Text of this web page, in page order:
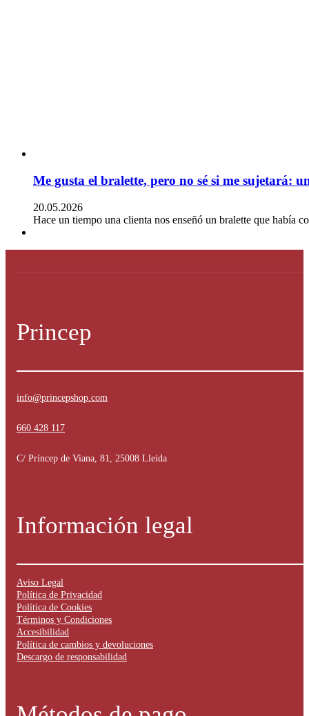
Me gusta el bralette, pero no sé si me sujetará:
20.05.2026
Hace un tiempo una clienta nos enseñó un bralette que había
Princep
info@princepshop.com
660 428 117
C/ Príncep de Viana, 81, 25008 Lleida
Información legal
Aviso Legal
Política de Privacidad
Política de Cookies
Términos y Condiciones
Accesibilidad
Política de cambios y devoluciones
Descargo de responsabilidad